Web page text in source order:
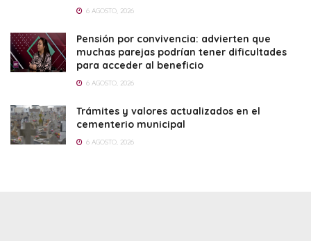
6 AGOSTO, 2026
Pensión por convivencia: advierten que
muchas parejas podrían tener dificultades
para acceder al beneficio
6 AGOSTO, 2026
Trámites y valores actualizados en el
cementerio municipal
6 AGOSTO, 2026